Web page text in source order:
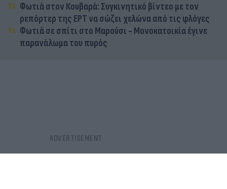
Φωτιά στον Κουβαρά: Συγκινητικό βίντεο με τον
ρεπόρτερ της ΕΡΤ να σώζει χελώνα από τις φλόγες
Φωτιά σε σπίτι στο Μαρούσι - Μονοκατοικία έγινε
παρανάλωμα του πυρός